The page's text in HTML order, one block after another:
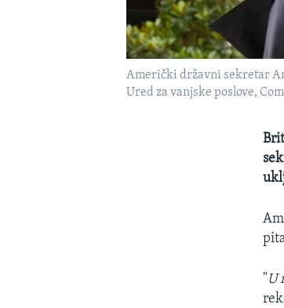
Američki državni sekretar
Ured za vanjske poslove,
"U